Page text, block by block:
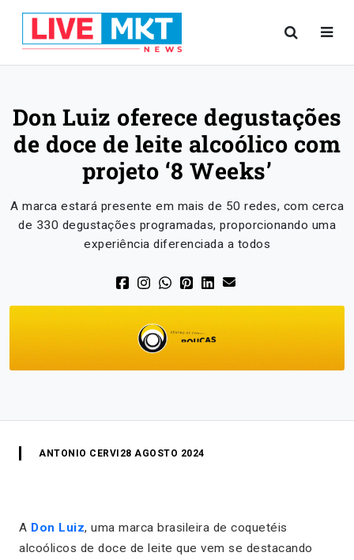
Don Luiz oferece degustações
de doce de leite alcoólico com
projeto ‘8 Weeks’
A marca estará presente em mais de 50 redes, com cerca
de 330 degustações programadas, proporcionando uma
experiência diferenciada a todos
ANTONIO CERVI 28 AGOSTO 2024
A Don Luiz, uma marca brasileira de coquetéis
alcoólicos de doce de leite que vem se destacando